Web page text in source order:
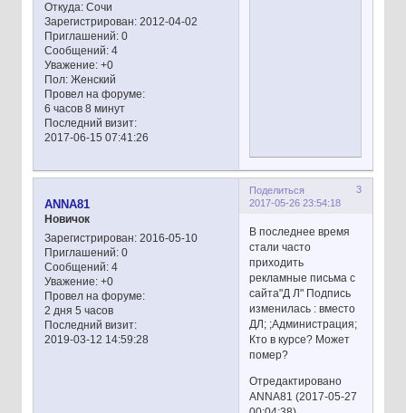
Откуда:Сочи
Зарегистрирован: 2012-04-02
Приглашений:0
Сообщений:4
Уважение: +0
Пол:Женский
Провел на форуме:
6 часов 8 минут
Последний визит:
2017-06-15 07:41:26
Поделиться
3
2017-05-26 23:54:18
ANNA81
Новичок
Зарегистрирован: 2016-05-10
Приглашений:0
Сообщений:4
Уважение: +0
Провел на форуме:
2 дня 5 часов
Последний визит:
2019-03-12 14:59:28
В последнее время
стали часто
приходить
рекламные письма с
сайта"Д Л" Подпись
изменилась : вместо
ДЛ; ;Администрация;
Кто в курсе? Может
помер?
Отредактировано
ANNA81 (2017-05-27